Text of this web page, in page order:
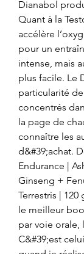
Dianabol
Quant à la
accélère
pour un
intense, mais
plus facile. Le
particularité
concentrés
la page de
connaître les
d&#39;achat.
Endurance |
Ginseng +
Terrestris |
le meilleur
par voie orale,
C&#39;est